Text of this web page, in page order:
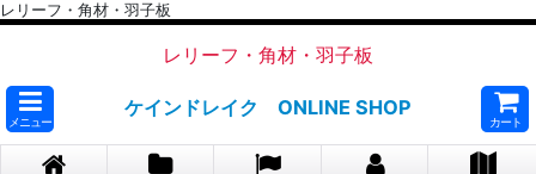
レリーフ・角材・羽子板
レリーフ・角材・羽子板
メニュー
ケインドレイク ONLINE SHOP
カート